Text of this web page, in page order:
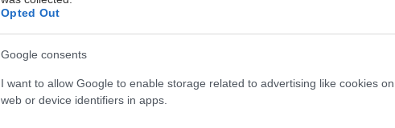
Opted Out
Google consents
I want to allow Google to enable storage related to advertising like cookies on
web or device identifiers in apps.
Určovanie druhov dreva (3. časť)
Tretím pokračovaním seriálu o dreve ukončíme
exkurziu v skupine ihličnatých stromov. V tejto časti